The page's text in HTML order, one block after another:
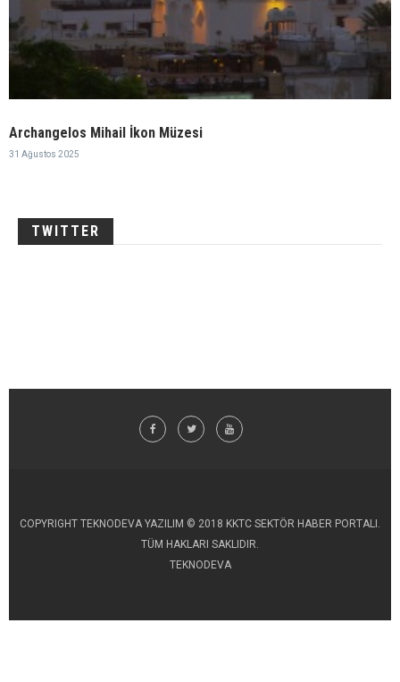
Archangelos Mihail İkon Müzesi
31 Ağustos 2025
TWITTER
COPYRIGHT TEKNODEVA YAZILIM © 2018 KKTC SEKTÖR HABER PORTALI.
TÜM HAKLARI SAKLIDIR.
TEKNODEVA